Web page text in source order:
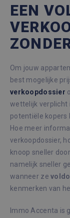
EEN
Om jouw
best mogelijke
verkoopdossier
wettelijk verplicht
potentiële kopers
Hoe meer
verkoopdossier,
knoop sneller
namelijk sneller
wanneer ze
kenmerken van
Immo Accenta is